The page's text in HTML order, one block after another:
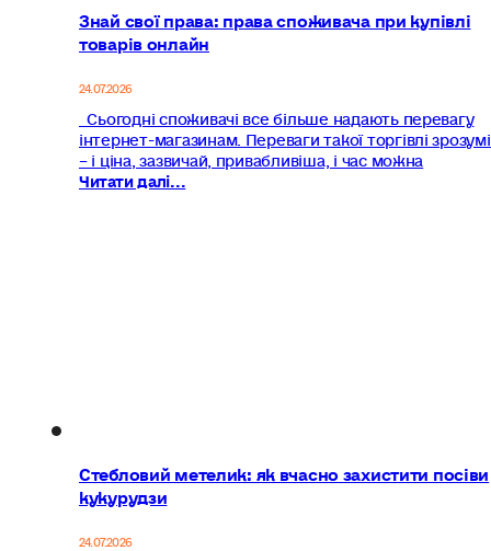
Знай свої права: права споживача при купівлі
товарів онлайн
24.07.2026
Сьогодні споживачі все більше надають перевагу
інтернет-магазинам. Переваги такої торгівлі
– і ціна, зазвичай, привабливіша, і час можна
Читати далі...
Стебловий метелик: як вчасно захистити посіви
кукурудзи
24.07.2026